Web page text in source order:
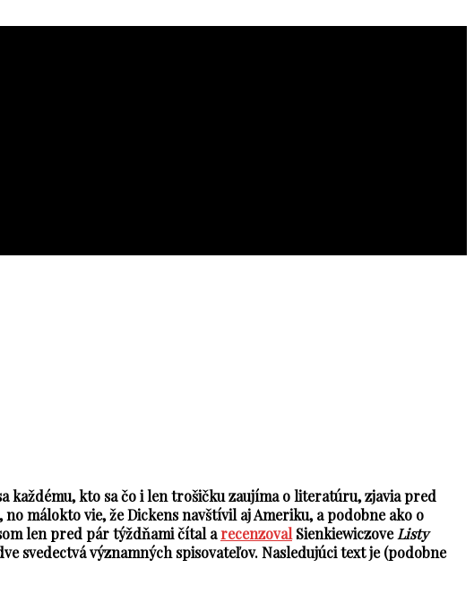
každému, kto sa čo i len trošičku zaujíma o literatúru, zjavia pred
málokto vie, že Dickens navštívil aj Ameriku, a podobne ako o
len pred pár týždňami čítal arecenzoval Sienkiewiczove Listy
svedectvá významných spisovateľov.Nasledujúci text je (podobne